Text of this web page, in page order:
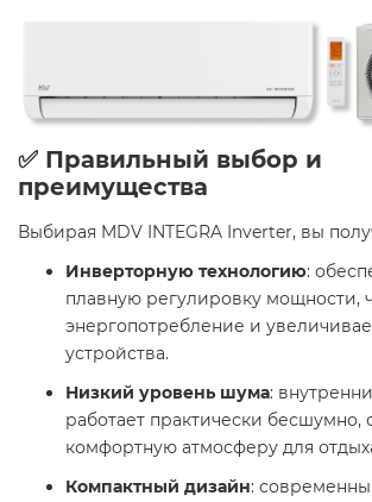
✅ Правильный выбор и
преимущества
Выбирая MDV INTEGRA Inverter, вы
Инверторную технологию:
плавную регулировку мощности,
энергопотребление и
устройства.​
Низкий уровень шума:
работает практически бесшумно,
комфортную атмосферу для
Компактный дизайн: